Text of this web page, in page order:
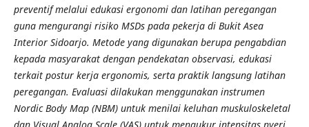
preventif melalui edukasi ergonomi dan latihan peregangan
guna mengurangi risiko MSDs pada pekerja di Bukit Asea
Interior Sidoarjo. Metode yang digunakan berupa pengabdian
kepada masyarakat dengan pendekatan observasi, edukasi
terkait postur kerja ergonomis, serta praktik langsung latihan
peregangan. Evaluasi dilakukan menggunakan instrumen
Nordic Body Map (NBM) untuk menilai keluhan muskuloskeletal